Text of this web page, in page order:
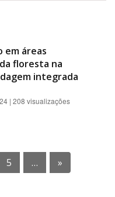
em áreas
floresta na
integrada
| 208 visualizações
5 … »